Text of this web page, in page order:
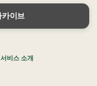
카이브
서비스 소개